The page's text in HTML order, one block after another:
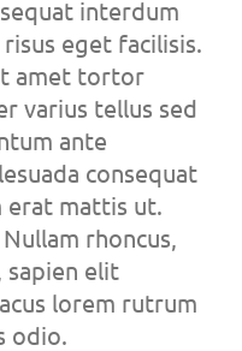
interdum
eget facilisis.
amet tortor
varius tellus sed
ante
consequat
erat mattis ut.
rhoncus,
sapien elit
lorem rutrum
odio.